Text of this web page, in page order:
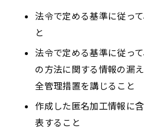
法令で定める基準に従っ
と
法令で定める基準に従っ
の方法に関する情報の漏
全管理措置を講じること
作成した匿名加工情報に
表すること